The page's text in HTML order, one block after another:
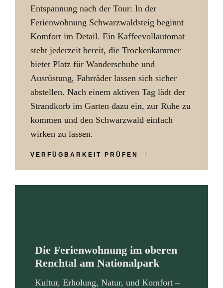
Entspannung nach der Tour: In der
Ferienwohnung Schwarzwaldsteig beginnt
Komfort im Detail. Ein Kaffeevollautomat
steht jederzeit bereit, die Trockenkammer
bietet Platz für Wanderschuhe und
Ausrüstung, Fahrräder lassen sich sicher
abstellen. Nach einem aktiven Tag lädt der
Strandkorb im Garten dazu ein, zur Ruhe zu
kommen und den Schwarzwald einfach
wirken zu lassen.
VERFÜGBARKEIT PRÜFEN
Die Ferienwohnung im oberen
Renchtal am Nationalpark
Kultur, Erholung, Natur, und Komfort –